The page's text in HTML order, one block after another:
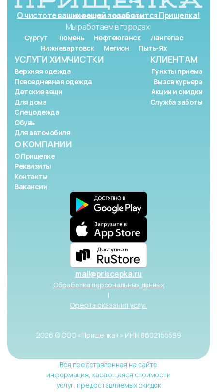
О чистоте ваших вещей позаботится Прищепка!
Мы работаем в городах:
Сургут Тюмень Нефтеюганск
Лангепас
Нижневартовск
Мегион Пыть-Ях
КЛИЕНТАМ
Пункты приема
Вызов курьера
Акции и скидки
Служба заботы
О КОМПАНИИ
О Прищепке
Реквизиты
Контакты
Вакансии
УСЛУГИ ХИМЧИСТКИ
Верхняя одежда
Повседневная одежда
Детские вещи
Для дома
Спецодежда
Обувь
Для автомобиля
mail@priscepka.ru
Обработка персональных данных
|
Оферта оказания услуг
2026 © ООО «Прищепка+» ИНН 8602155599
Вся представленная на сайте
информация, касающаяся стоимости
услуг, предоставляемых скидок